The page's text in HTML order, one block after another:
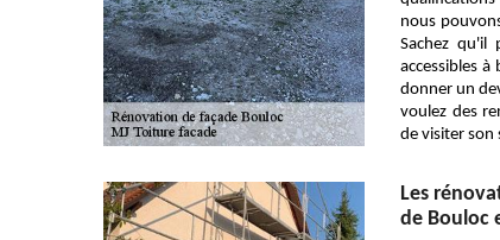
nous
Sachez qu'il
accessibles
donner un
voulez des
de visiter son
Les
de Bouloc